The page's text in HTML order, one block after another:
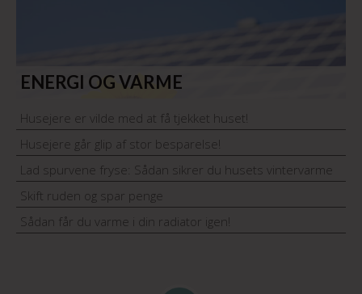
ENERGI OG VARME
Husejere er vilde med at få tjekket huset!
Husejere går glip af stor besparelse!
Lad spurvene fryse: Sådan sikrer du husets vintervarme
Skift ruden og spar penge
Sådan får du varme i din radiator igen!